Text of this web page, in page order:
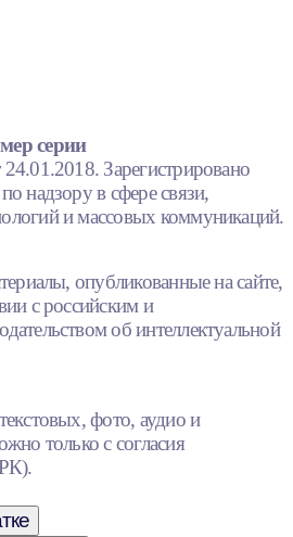
серии
Зарегистрировано
надзору в сфере связи,
и массовых коммуникаций.
опубликованные на сайте,
с российским и
об интеллектуальной
фото, аудио и
только с согласия